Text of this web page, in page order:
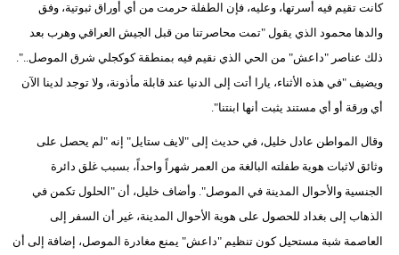
كانت تقيم فيه أسرتها، وعليه، فإن الطفلة حرمت من أي أوراق ثبوتية، وفق
والدها محمود الذي يقول "تمت محاصرتنا من قبل الجيش العراقي وهرب بعد
ذلك عناصر "داعش" من الحي الذي نقيم فيه بمنطقة كوكجلي شرق الموصل..".
ويضيف "في هذه الأثناء، يارا أتت إلى الدنيا عند قابلة مأذونة، ولا توجد لدينا الآن
أي ورقة أو أي مستند يثبت أنها ابنتنا".
وقال المواطن عادل خليل، في حديث إلى "لايف ستايل" إنه "لم يحصل على
وثائق لاثبات هوية طفلته البالغة من العمر شهراً واحداً، بسبب غلق دائرة
الجنسية والأحوال المدينة في الموصل". وأضاف خليل، أن "الحلول تكمن في
الذهاب إلى بغداد للحصول على هوية الأحوال المدينة، غير أن السفر إلى
العاصمة شبة مستحيل كون تنظيم "داعش" يمنع مغادرة الموصل، إضافة إلى أن